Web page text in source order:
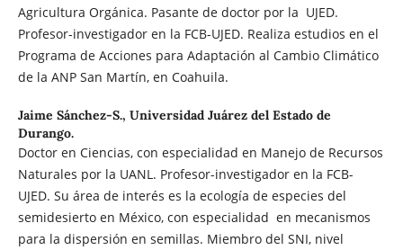
Agricultura Orgánica. Pasante de doctor por la UJED.
Profesor-investigador en la FCB-UJED. Realiza estudios en el
Programa de Acciones para Adaptación al Cambio Climático
de la ANP San Martín, en Coahuila.
Jaime Sánchez-S., Universidad Juárez del Estado de
Durango.
Doctor en Ciencias, con especialidad en Manejo de Recursos
Naturales por la UANL. Profesor-investigador en la FCB-
UJED. Su área de interés es la ecología de especies del
semidesierto en México, con especialidad en mecanismos
para la dispersión en semillas. Miembro del SNI, nivel